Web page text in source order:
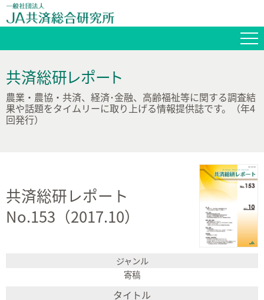
共済総研レポート
農業・農協・共済、経済･金融、高齢福祉等に関する調査結
果や話題をタイムリーに取り上げる情報提供誌です。（年4
回発行）
共済総研レポート
No.153（2017.10）
寄稿